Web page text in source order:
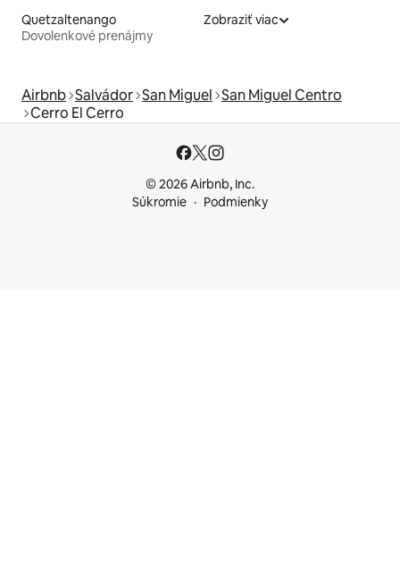
Quetzaltenango
Dovolenkové prenájmy
Zobraziť viac
Airbnb Salvádor San Miguel San Miguel Centro
Cerro El Cerro
© 2026 Airbnb, Inc.
Súkromie
Podmienky